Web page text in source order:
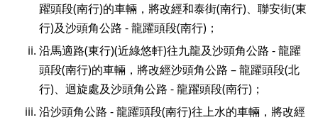
躍頭段(南行)的車輛，將改經和泰街(南行)、聯安街(東
行)及沙頭角公路 - 龍躍頭段(南行)；
沿馬適路(東行)(近綠悠軒)往九龍及沙頭角公路 - 龍躍
頭段(南行)的車輛，將改經沙頭角公路 – 龍躍頭段(北
行)、迴旋處及沙頭角公路 - 龍躍頭段(南行)；
沿沙頭角公路 - 龍躍頭段(南行)往上水的車輛，將改經